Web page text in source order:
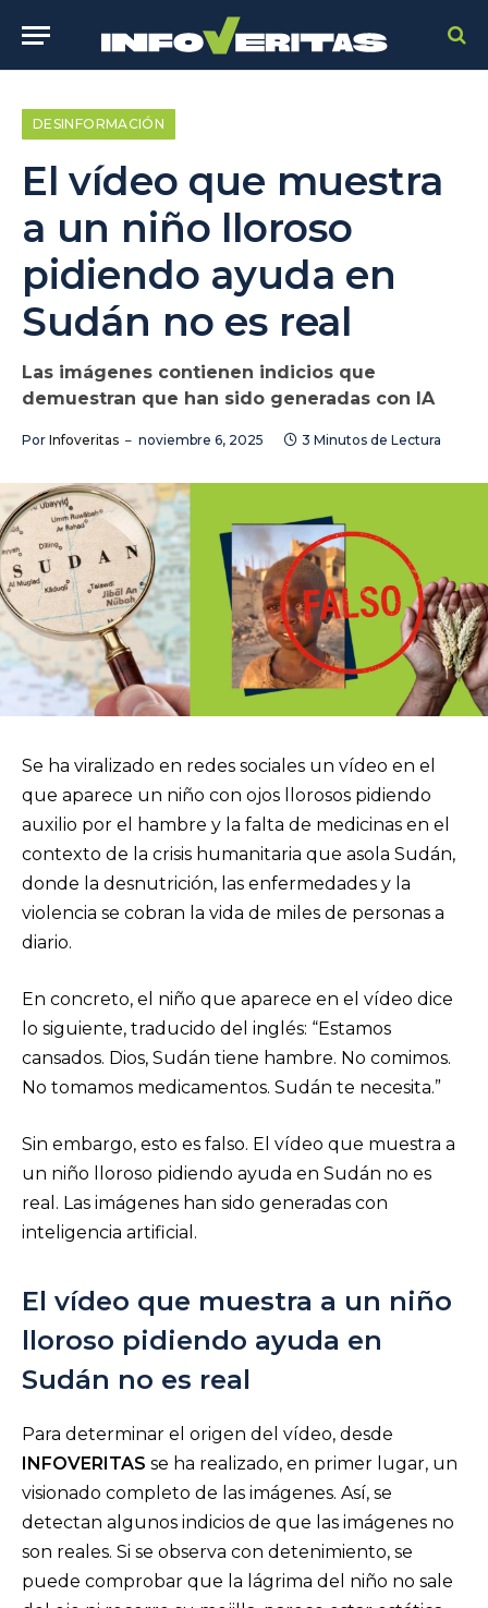
DESINFORMACIÓN
El vídeo que muestra
a un niño lloroso
pidiendo ayuda en
Sudán no es real
Las imágenes contienen indicios que
demuestran que han sido generadas con IA
Por Infoveritas noviembre 6, 2025 3 Minutos de Lectura
Se ha viralizado en redes sociales un vídeo en el
que aparece un niño con ojos llorosos pidiendo
auxilio por el hambre y la falta de medicinas en el
contexto de la crisis humanitaria que asola Sudán,
donde la desnutrición, las enfermedades y la
violencia se cobran la vida de miles de personas a
diario.
En concreto, el niño que aparece en el vídeo dice
lo siguiente, traducido del inglés: “Estamos
cansados. Dios, Sudán tiene hambre. No comimos.
No tomamos medicamentos. Sudán te necesita.”
Sin embargo, esto es falso. El vídeo que muestra a
un niño lloroso pidiendo ayuda en Sudán no es
real. Las imágenes han sido generadas con
inteligencia artificial.
El vídeo que muestra a un niño
lloroso pidiendo ayuda en
Sudán no es real
Para determinar el origen del vídeo, desde
INFOVERITAS se ha realizado, en primer lugar, un
visionado completo de las imágenes. Así, se
detectan algunos indicios de que las imágenes no
son reales. Si se observa con detenimiento, se
puede comprobar que la lágrima del niño no sale